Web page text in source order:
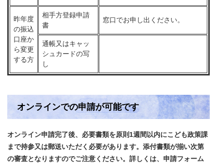
昨年度
の振込
口座か
ら変更
する方
相手方登録申請
書
窓口でお申し出ください。
通帳又はキャッ
シュカードの写
し
オンラインでの申請が可能です
オンライン申請完了後、必要書類を原則1週間以内にこども政策課
まで持参又は郵送いただく必要があります。添付書類が揃い次第
の審査となりますのでご注意ください。詳しくは、申請フォーム